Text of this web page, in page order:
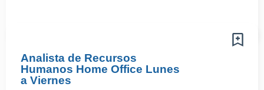
Analista de Recursos
Humanos Home Office Lunes
a Viernes